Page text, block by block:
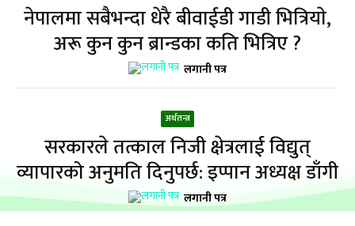
नेपालमा सबैभन्दा धेरै बीवाईडी गाडी भित्रियाे,
अरू कुन कुन ब्रान्डका कति भित्रिए ?
लगानी पत्र
अर्थतन्त्र
सरकारले तत्काल निजी क्षेत्रलाई विद्युत्
व्यापारको अनुमति दिनुपर्छ: इप्पान अध्यक्ष डाँगी
लगानी पत्र